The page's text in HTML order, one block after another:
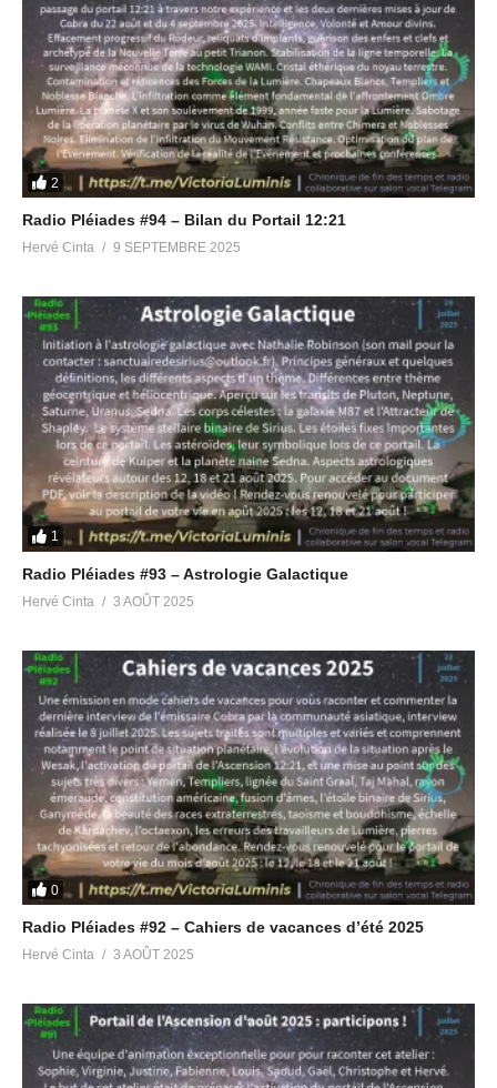
Partager :
J’aime ça :
Articles similaires
Radio Pléiades #78 – Le
réveil des Dragons
18 août 2024
Dans "Radio Pléiades"
Radio Pléiades #96 – Le
Retour des Jedis
3 août 2026
Dans "Radio Pléiades"
Radio Pléiades #53 –
Conférence Cobra Paris
2022 première journée
18 décembre 2022
2
Radio Pléiades #94 – Bilan du Portail 12:21
Hervé Cinta 9 SEPTEMBRE 2025
1
Radio Pléiades #93 – Astrologie Galactique
Hervé Cinta 3 AOÛT 2025
0
Radio Pléiades #92 – Cahiers de vacances d’été 2025
Hervé Cinta 3 AOÛT 2025